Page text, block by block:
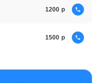
1200
1500